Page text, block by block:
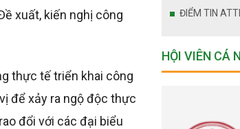
xuất, kiến nghị công
thực tế triển khai công
để xảy ra ngộ độc thực
đổi với các đại biểu
ĐIỂM TIN
HỘI VIÊN CÁ